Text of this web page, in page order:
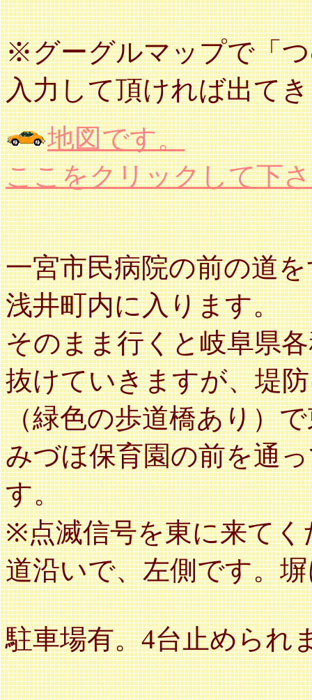
※グーグルマップで「
入力して頂ければ出て
地図です。
ここをクリックして下
一宮市民病院の前の道
浅井町内に入ります。
そのまま行くと岐阜県
抜けていきますが、堤
（緑色の歩道橋あり）
みづほ保育園の前を通
す。
※点滅信号を東に来て
道沿いで、左側です。
駐車場有。4台止められ